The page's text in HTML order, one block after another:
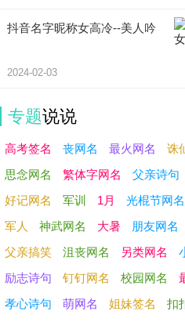
抖音名字昵称女高冷--美人吟
2024-02-03
专题说说
高考签名 丧网名 最火网名
诛
思念网名
繁体字网名 父亲诗句
好记网名
军训 1月 光棍节网名
军人
神武网名 大暑 朋友网名
父亲搞笑
沮丧网名 另类网名
励志诗句
钉钉网名 校园网名
孝心诗句
萌网名 姐妹签名 扣